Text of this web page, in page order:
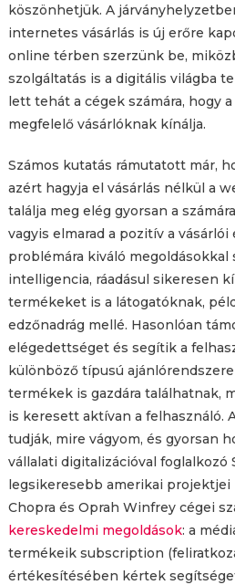
köszönhetjük. A
internetes vásárlás is új erőre
online térben szerzünk be,
szolgáltatás is a digitális világba
lett tehát a cégek számára, hogy
megfelelő vásárlóknak kínálja.
Számos kutatás rámutatott már,
azért hagyja el vásárlás nélkül a
találja meg elég gyorsan a
vagyis elmarad a pozitív a vásárlói
problémára kiváló megoldásokkal
intelligencia, ráadásul sikeresen
termékeket is a látogatóknak,
edzőnadrág mellé. Hasonlóan
elégedettséget és segítik a
különböző típusú
termékek is gazdára találhatnak,
is keresett aktívan a felhasználó.
tudják, mire vágyom, és gyorsan
vállalati digitalizációval foglalkozó
legsikeresebb amerikai
Chopra és Oprah Winfrey cégei
kereskedelmi megoldások: a
termékeik subscription
értékesítésében kértek